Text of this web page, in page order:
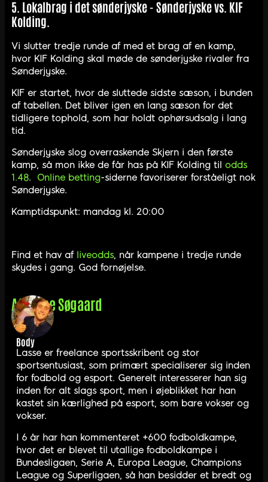
5. Lokalbrag i det sønderjyske - Sønderjyske vs. KIF
Kolding.
Vi slutter tredje runde af med et brag af en kamp,
hvor KIF Kolding skal møde de sønderjyske rivaler fra
Sønderjyske.
KIF er startet, hvor de sluttede sidste sæson, i bunden
af tabellen. Det bliver igen en lang sæson for det
tidligere tophold, som har holdt ophørsudsalg i lang
tid.
Sønderjyske slog overraskende Skjern i den første
kamp, så mon ikke de får has på KIF Kolding til odds
1.48. Online betting-siderne favoriserer forståeligt nok
Sønderjyske.
Kamptidspunkt: mandag kl. 20:00
Find et hav af liveodds, når kampene i tredje runde
skydes i gang. God fornøjelse.
AfLasse Søgaard
Body
Lasse er freelance sportsskribent og stor
sportsentusiast, som primært specialiserer sig inden
for fodbold og esport. Generelt interesserer han sig
inden for alt slags sport, men i øjeblikket har han
kastet sin kærlighed på esport, som bare vokser og
vokser.
I 6 år har han kommenteret +600 fodboldkampe,
hvor det er blevet til utallige fodboldkampe i
Bundesligaen, Serie A, Europa League, Champions
League og Superligaen, så han besidder et bredt og